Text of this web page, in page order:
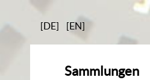
[DE] [EN]
Sammlungen